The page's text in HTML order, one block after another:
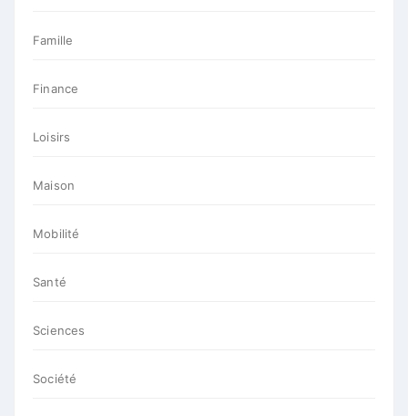
Famille
Finance
Loisirs
Maison
Mobilité
Santé
Sciences
Société